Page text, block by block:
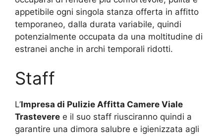
appetibile ogni singola stanza offerta in affitto
temporaneo, dalla durata variabile, quindi
potenzialmente occupata da una moltitudine di
estranei anche in archi temporali ridotti.
Staff
L’Impresa di Pulizie Affitta Camere Viale
Trastevere e il suo staff riusciranno quindi a
garantire una dimora salubre e igienizzata agli